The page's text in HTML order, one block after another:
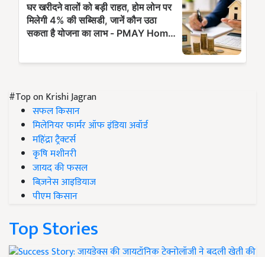
#Top on Krishi Jagran
सफल किसान
मिलेनियर फार्मर ऑफ इंडिया अवॉर्ड
महिंद्रा ट्रैक्टर्स
कृषि मशीनरी
जायद की फसल
बिज़नेस आइडियाज
पीएम किसान
Top Stories